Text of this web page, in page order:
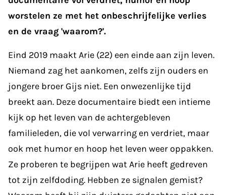
worstelen ze met het onbeschrijfelijke verlies
en de vraag 'waarom?'.
Eind 2019 maakt Arie (22) een einde aan zijn leven.
Niemand zag het aankomen, zelfs zijn ouders en
jongere broer Gijs niet. Een onwezenlijke tijd
breekt aan. Deze documentaire biedt een intieme
kijk op het leven van de achtergebleven
familieleden, die vol verwarring en verdriet, maar
ook met humor en hoop het leven weer oppakken.
Ze proberen te begrijpen wat Arie heeft gedreven
tot zijn zelfdoding. Hebben ze signalen gemist?